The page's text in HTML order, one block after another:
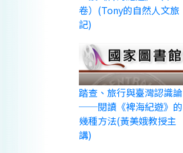
卷）(Tony的自然人文旅
記)
踏查、旅行與臺灣認識論
──閱讀《裨海紀遊》的
幾種方法(黃美娥教授主
講)